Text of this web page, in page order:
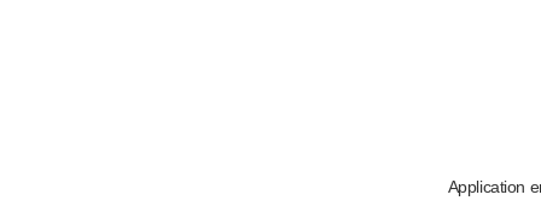
Application